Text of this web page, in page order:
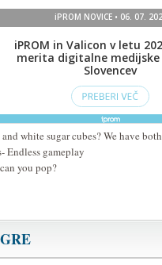
white sugar cubes? We have
Endless gameplay
you pop?